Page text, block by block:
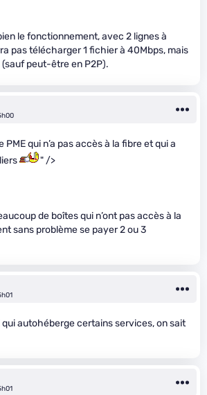
le fonctionnement, avec 2 lignes à
pas télécharger 1 fichier à 40Mbps, mais
peut-être en P2P).
qui n’a pas accès à la fibre et qui a
" />
de boîtes qui n’ont pas accès à la
sans problème se payer 2 ou 3
qui autohéberge certains services, on sait